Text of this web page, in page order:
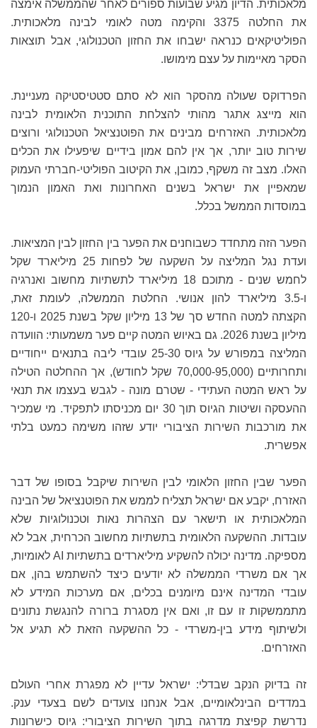
מלאכותית. הדיון מגיע שבועות ספורים לאחר שהממשלה אימצה
את החלטה 3375 והקימה מטה לאומי לבינה מלאכותית.
הפוליטיקאים כנראה ישבחו את החזון הטכנולוגי, אבל תוצאות
הסקר מאיימות על עצם מימושו.
הפרדוקס שעולה מהסקר הוא לא סתם סטטיסטיקה מעניינת.
הוא מייצג אתגר מהותי להצלחת התוכנית הלאומית לבינה
מלאכותית. האזרחים מבינים את הפוטנציאל הטכנולוגי ורוצים
שירות טוב יותר, אך אין להם אמון בידיים שיפעילו את הכלים
האלו. מצב זה משקף, כמובן, את הקיטוב הפוליטי-חברתי העמוק
שמאפיין את ישראל בשנים האחרונות ואת האמון הנמוך
במוסדות הממשל בכלל.
הפער הזה מתחדד כשבוחנים את הפער בין החזון לבין המציאות.
ועדת נגל המליצה על השקעה של לפחות 25 מיליארד שקל
לחמש שנים - מתוכם 18 מיליארד לתשתיות מחשוב ואנרגיה
ו-3.5 מיליארד להון אנושי. החלטת הממשלה, לעומת זאת,
הקצתה למטה החדש סך של 13 מיליון שקל בשנת 2025 ו-120
מיליון בשנת 2026. גם באיוש המטה קיים פער משמעותי: הוועדה
המליצה במפורש על גיוס 25-30 עובדי ליבה בתנאים ייחודיים
ותחרותיים (70,000-95,000 שקל לחודש), אך ההחלטה הטילה
על ראש המטה העתידי - שטרם מונה - לגבש בעצמו את תנאי
ההעסקה ושיטות הגיוס תוך 30 יום מכניסתו לתפקיד. מי שמכיר
את מורכבות השירות הציבורי יודע שזהו משימה כמעט בלתי
אפשרית.
הפער שבין החזון הלאומי לבין השירות שיקבל בסופו של דבר
האזרח, יקבע אם ישראל תצליח לממש את הפוטנציאל של הבינה
המלאכותית או תישאר עם הצהרות נאות וטכנולוגיות שלא
עובדות. ההשקעה הלאומית בתשתיות מחשוב הכרחית, אבל לא
מספיקה. מדינה יכולה להשקיע מיליארדים בתשתיות AI לאומיות,
אך אם משרדי הממשלה לא יודעים כיצד להשתמש בהן, אם
עובדי המדינה אינם מיומנים בכלים, אם מערכות המידע לא
מתממשקות זו עם זו, ואם אין מסגרת ברורה להנגשת נתונים
ולשיתוף מידע בין-משרדי - כל ההשקעה הזאת לא תגיע אל
האזרחים.
זה בדיוק הנקב שבדלי: ישראל עדיין לא מפגרת אחרי העולם
במדדים הבינלאומיים, אבל אנחנו צועדים לשם בצעדי ענק.
נדרשת קפיצת מדרגה בתוך השירות הציבורי: גיוס כישרונות